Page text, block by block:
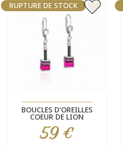
BOUCLES D'OREILLES
COEUR DE LION
Prix
59 €
RUPTURE DE STOCK